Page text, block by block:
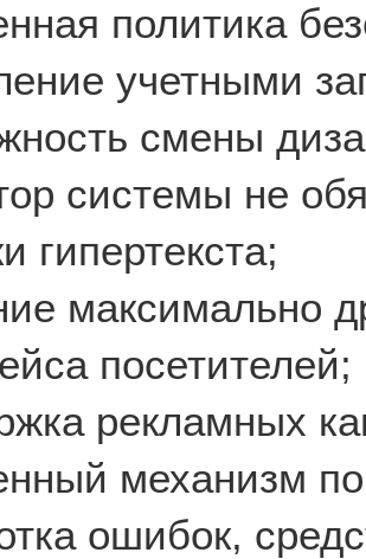
политика
учетными
смены
системы не
гипертекста;
максимально
посетителей;
рекламных
механизм
ошибок,